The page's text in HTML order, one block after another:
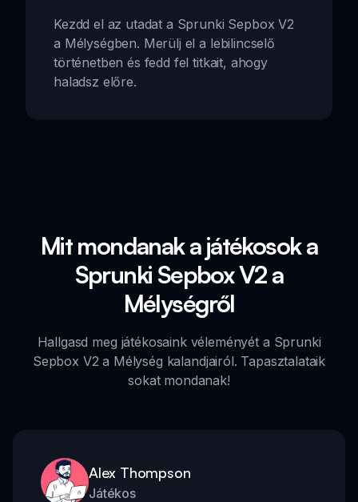
Kezdd el az utadat a Sprunki Sepbox V2
a Mélységben. Merülj el a lebilincselő
történetben és fedd fel titkait, ahogy
haladsz előre.
Mit mondanak a játékosok a
Sprunki Sepbox V2 a
Mélységről
Hallgasd meg játékosaink véleményét a Sprunki
Sepbox V2 a Mélység kalandjairól. Tapasztalataik
sokat mondanak!
Alex Thompson
Játékos